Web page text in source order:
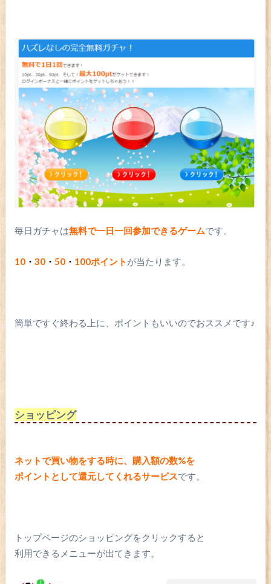
毎日ガチャは無料で一日一回参加できるゲームです。
10・ 30・ 50・ 100ポイント が当たります。
簡単ですぐ終わる上に、ポイントもいいのでおススメです♪
ショッピング
ネットで買い物をする時に、購入額の数%を
ポイントとして還元してくれるサービスです。
トップページのショッピングをクリックすると
利用できるメニューが出てきます。